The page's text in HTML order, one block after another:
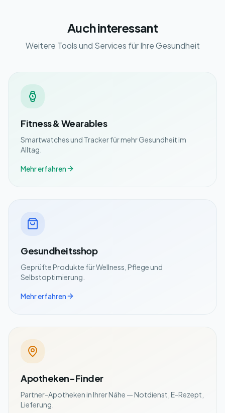
Auch interessant
Weitere Tools und Services für Ihre Gesundheit
Fitness & Wearables
Smartwatches und Tracker für mehr Gesundheit im
Alltag.
Mehr erfahren
Gesundheitsshop
Geprüfte Produkte für Wellness, Pflege und
Selbstoptimierung.
Mehr erfahren
Apotheken-Finder
Partner-Apotheken in Ihrer Nähe — Notdienst, E-Rezept,
Lieferung.